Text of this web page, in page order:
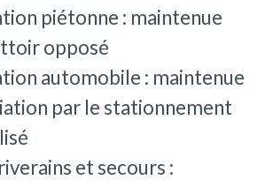
piétonne : maintenue
opposé
automobile : maintenue
par le stationnement
et secours :